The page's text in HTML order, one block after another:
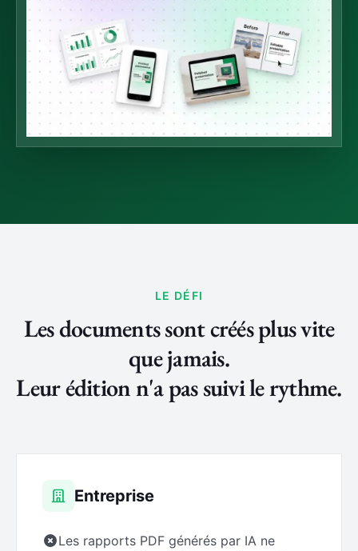
LE DÉFI
Les documents sont créés plus vite
que jamais.
Leur édition n'a pas suivi le rythme.
Entreprise
Les rapports PDF générés par IA ne